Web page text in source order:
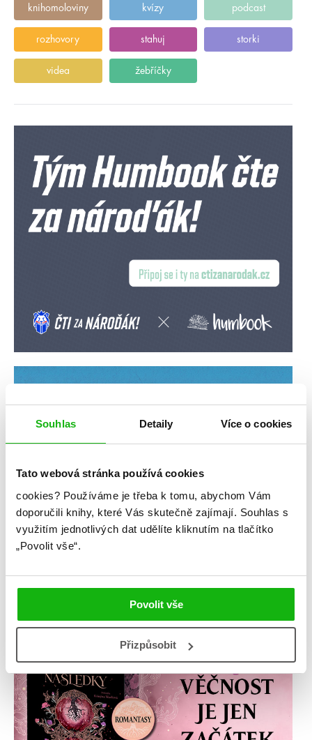
Souhlas Detaily Více o cookies
Tato webová stránka používá cookies
cookies? Používáme je třeba k tomu, abychom Vám
doporučili knihy, které Vás skutečně zajímají. Souhlas s
využitím jednotlivých dat udělíte kliknutím na tlačítko
„Povolit vše“.
Povolit vše
Přizpůsobit
knihomoloviny kvízy podcast
rozhovory stahuj storki
videa žebříčky